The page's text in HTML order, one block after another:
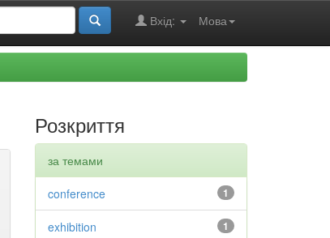
Мова
Вхід:
Розкриття
за темами
1
conference
1
exhibition